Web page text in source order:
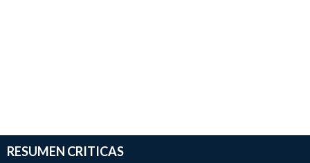
RESUMEN CRITICAS